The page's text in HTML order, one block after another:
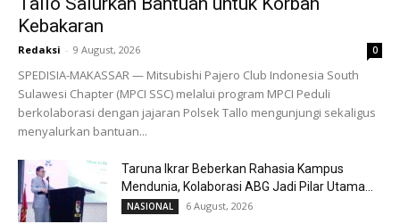
Kebakaran
Redaksi - 9 August, 2026 0
SPEDISIA-MAKASSAR — Mitsubishi Pajero Club Indonesia South
Sulawesi Chapter (MPCI SSC) melalui program MPCI Peduli
berkolaborasi dengan jajaran Polsek Tallo mengunjungi sekaligus
menyalurkan bantuan...
Taruna Ikrar Beberkan Rahasia Kampus
Mendunia, Kolaborasi ABG Jadi Pilar Utama...
NASIONAL 6 August, 2026